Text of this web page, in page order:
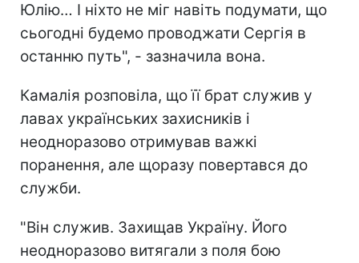
Юлію… І ніхто не міг навіть подумати, що
сьогодні будемо проводжати Сергія в
останню путь", - зазначила вона.
Камалія розповіла, що її брат служив у
лавах українських захисників і
неодноразово отримував важкі
поранення, але щоразу повертався до
служби.
"Він служив. Захищав Україну. Його
неодноразово витягали з поля бою